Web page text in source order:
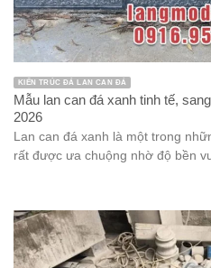
KIẾN TRÚC ĐÁ LAN CAN ĐÁ
Mẫu lan can đá xanh tinh tế,
2026
Lan can đá xanh là một trong
rất được ưa chuộng nhờ độ bền